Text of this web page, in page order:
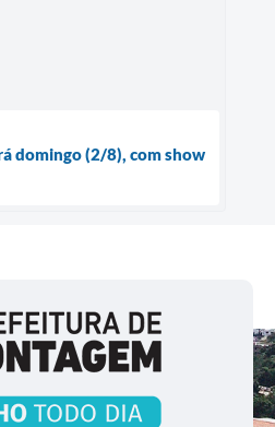
domingo (2/8), com show